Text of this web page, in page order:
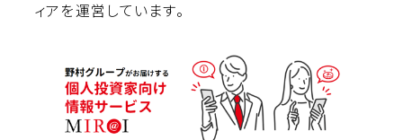
ィアを運営しています。